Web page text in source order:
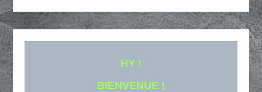
HY !
BIENVENUE !